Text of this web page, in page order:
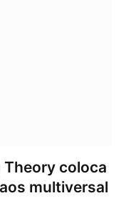
Theory coloca
multiversal